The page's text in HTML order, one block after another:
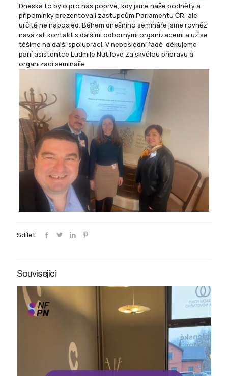
Dneska to bylo pro nás poprvé, kdy jsme naše podněty a
připomínky prezentovali zástupcům Parlamentu ČR, ale
určitě ne naposled. Během dnešního semináře jsme rovněž
navázali kontakt s dalšími odbornými organizacemi a už se
těšíme na další spolupráci. V neposlední řadě děkujeme
paní asistentce Ludmile Nutilové za skvělou přípravu a
organizaci semináře.
Sdílet
Související